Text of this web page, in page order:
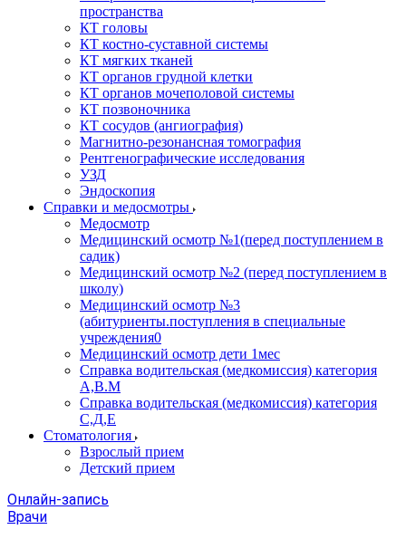
пространства
КТ головы
КТ костно-суставной системы
КТ мягких тканей
КТ органов грудной клетки
КТ органов мочеполовой системы
КТ позвоночника
КТ сосудов (ангиография)
Магнитно-резонансная томография
Рентгенографические исследования
УЗД
Эндоскопия
Справки и медосмотры
Медосмотр
Медицинский осмотр №1(перед поступлением в
садик)
Медицинский осмотр №2 (перед поступлением в
школу)
Медицинский осмотр №3
(абитуриенты.поступления в специальные
учреждения0
Медицинский осмотр дети 1мес
Справка водительская (медкомиссия) категория
А,В.М
Справка водительская (медкомиссия) категория
С,Д,Е
Стоматология
Взрослый прием
Детский прием
Онлайн-запись
Врачи